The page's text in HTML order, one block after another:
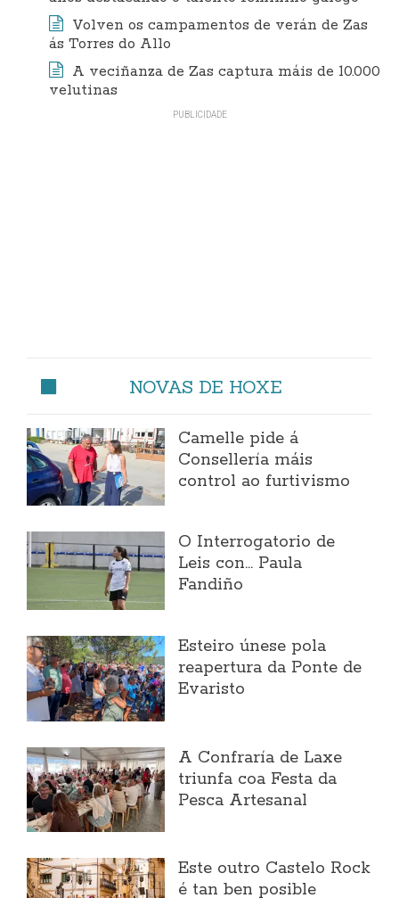
Volven os campamentos de verán de Zas
ás Torres do Allo
A veciñanza de Zas captura máis de 10.000
velutinas
NOVAS DE HOXE
Camelle pide á
Consellería máis
control ao furtivismo
O Interrogatorio de
Leis con... Paula
Fandiño
Esteiro únese pola
reapertura da Ponte de
Evaristo
A Confraría de Laxe
triunfa coa Festa da
Pesca Artesanal
Este outro Castelo Rock
é tan ben posible